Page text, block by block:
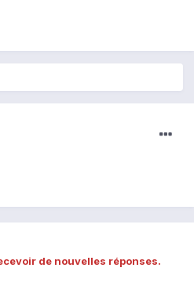
de nouvelles réponses.